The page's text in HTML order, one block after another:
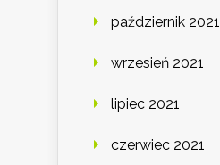
październik 2021
wrzesień 2021
lipiec 2021
czerwiec 2021